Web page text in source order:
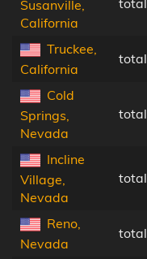
Susanville,
California
Truckee,
California
total
Cold
Springs,
Nevada
total
Incline
Village,
Nevada
total
Reno,
Nevada
total